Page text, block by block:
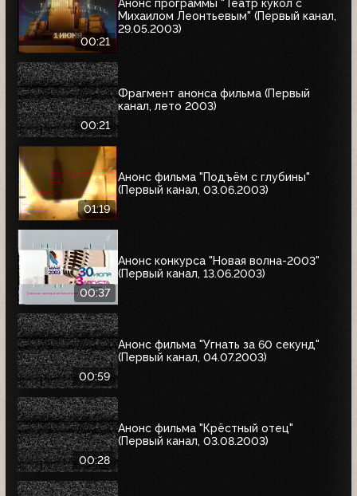
00:21
Анонс программы "Театр кукол с
Михаилом Леонтьевым" (Первый канал,
29.05.2003)
00:21
Фрагмент анонса фильма (Первый
канал, лето 2003)
01:19
Анонс фильма "Подъём с глубины"
(Первый канал, 03.06.2003)
00:37
Анонс конкурса "Новая волна-2003"
(Первый канал, 13.06.2003)
00:59
Анонс фильма "Угнать за 60 секунд"
(Первый канал, 04.07.2003)
00:28
Анонс фильма "Крёстный отец"
(Первый канал, 03.08.2003)